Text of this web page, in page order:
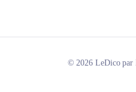
© 2026 LeDico par